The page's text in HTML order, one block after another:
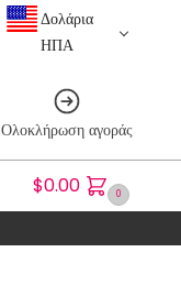
Δολάρια
ΗΠΑ
Ολοκλήρωση αγοράς
$0.00 0